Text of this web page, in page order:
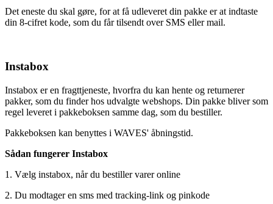
Det eneste du skal gøre, for at få udleveret din pakke er at indtaste
din 8-cifret kode, som du får tilsendt over SMS eller mail.
Instabox
Instabox er en fragttjeneste, hvorfra du kan hente og returnerer
pakker, som du finder hos udvalgte webshops. Din pakke bliver som
regel leveret i pakkeboksen samme dag, som du bestiller.
Pakkeboksen kan benyttes i WAVES' åbningstid.
Sådan fungerer Instabox
1. Vælg instabox, når du bestiller varer online
2. Du modtager en sms med tracking-link og pinkode